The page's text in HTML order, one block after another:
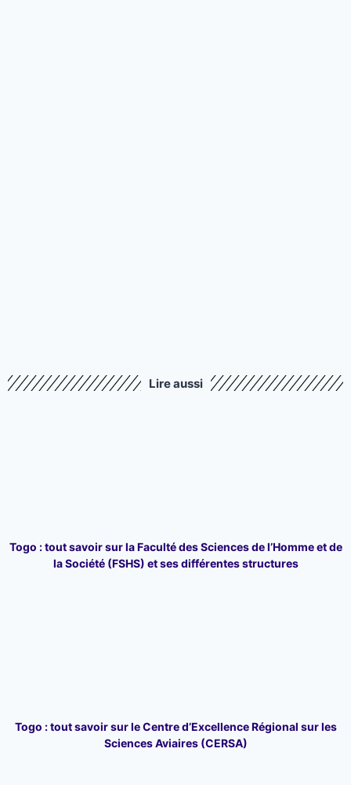
Lire aussi
Togo : tout savoir sur la Faculté des Sciences de l’Homme et de
la Société (FSHS) et ses différentes structures
Togo : tout savoir sur le Centre d’Excellence Régional sur les
Sciences Aviaires (CERSA)